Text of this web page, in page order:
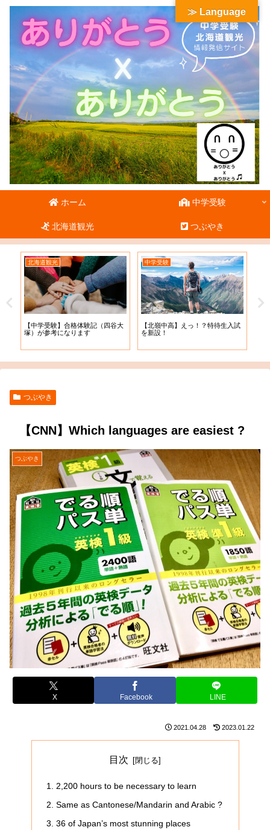
ホーム 中学受験
北海道観光 つぶやき
北海道観光
【中学受験】合格体験記（四谷大
塚）が参考になります
中学受験
【北嶺中高】えっ！？特待生入試
を新設！
つぶやき
【CNN】Which languages are easiest ?
つぶやき
X Facebook LINE
2021.04.28 2023.01.22
目次
2,200 hours to be necessary to learn
Same as Cantonese/Mandarin and Arabic ?
36 of Japan’s most stunning places
≫ Language